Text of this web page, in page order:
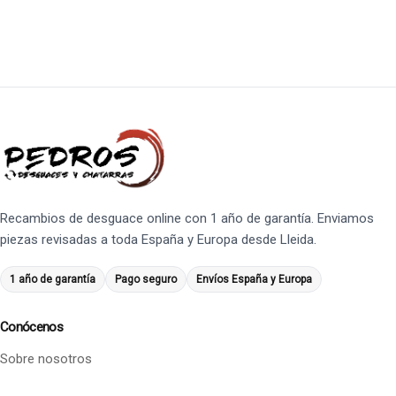
Recambios de desguace online con 1 año de garantía. Enviamos
piezas revisadas a toda España y Europa desde Lleida.
1 año de garantía Pago seguro Envíos España y Europa
Conócenos
Sobre nosotros